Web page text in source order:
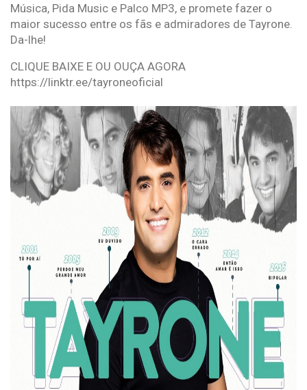
Música, Pida Music e Palco MP3, e promete fazer o
maior sucesso entre os fãs e admiradores de Tayrone.
Da-lhe!
CLIQUE BAIXE E OU OUÇA AGORA
https://linktr.ee/tayroneoficial